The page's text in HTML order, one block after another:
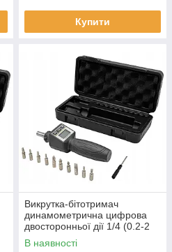
Купити
Викрутка-бітотримач
динамометрична цифрова
двосторонньої дії 1/4 (0.2-2
Нм) PROTESTER ANS-R-2
В наявності